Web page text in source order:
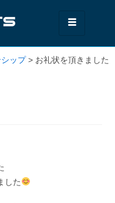
ップ> お礼状を頂きました
した